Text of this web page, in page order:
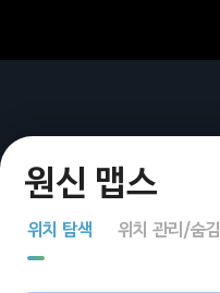
위치 탐색 위치 관리/숨김